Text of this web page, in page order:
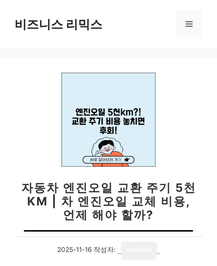
비즈니스 리믹스 메
자동차 엔진오일 교환 주기 5천
KM | 차 엔진오일 교체 비용,
언제 해야 할까?
2025-11-16 작성자: